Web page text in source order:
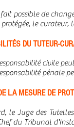
possible de
le curateur,
DU TUTEUR-
civile
pénale
LA MESURE DE
le Juge des
du Tribunal